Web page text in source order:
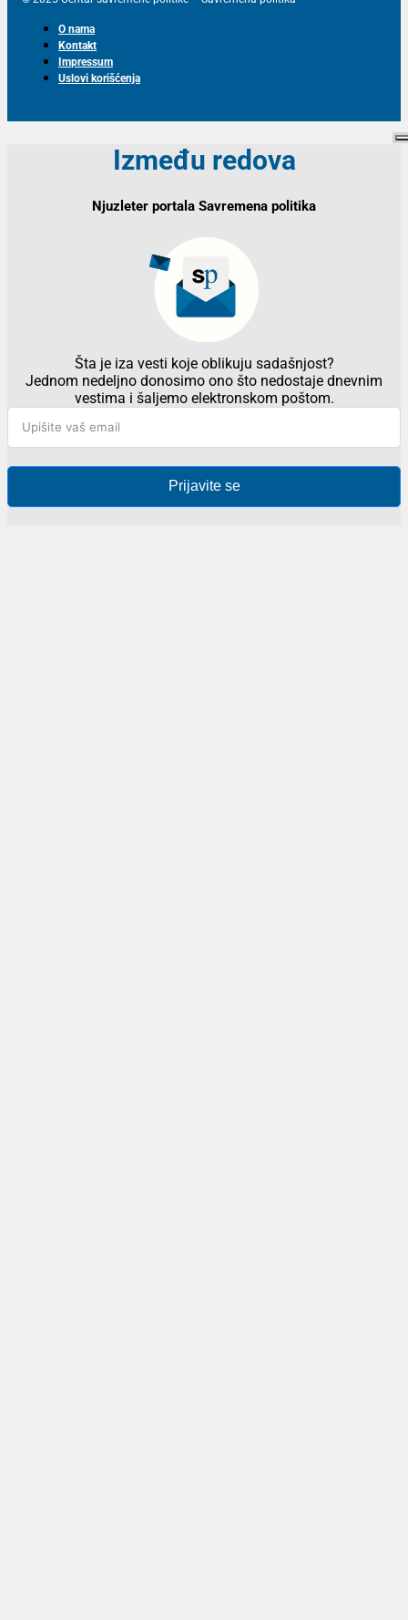
O nama
Kontakt
Impressum
Uslovi korišćenja
Između redova
Njuzleter portala Savremena politika
Šta je iza vesti koje oblikuju sadašnjost?
Jednom nedeljno donosimo ono što nedostaje dnevnim
vestima i šaljemo elektronskom poštom.
Prijavite se